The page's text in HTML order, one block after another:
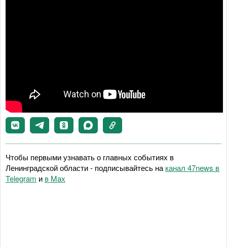
Чтобы первыми узнавать о главных событиях в
Ленинградской области - подписывайтесь на канал 47news в
Telegram и в Maх